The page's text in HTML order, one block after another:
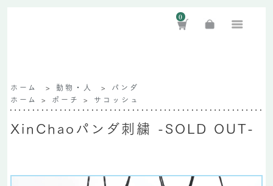
0
ホーム > 動物・人 > パンダ
ホーム > ポーチ > サコッシュ
XinChaoパンダ刺繍 -SOLD OUT-